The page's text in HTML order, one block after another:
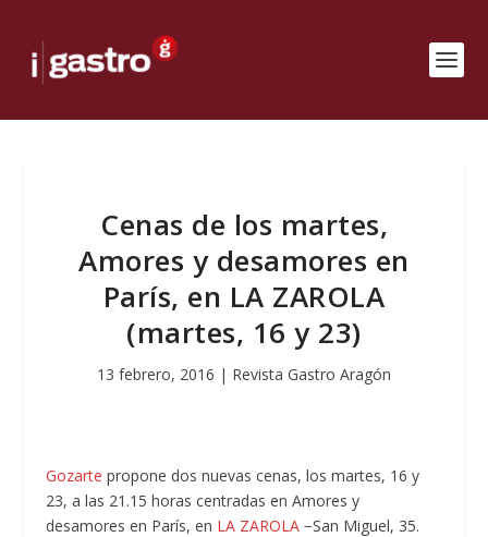
Cenas de los martes,
Amores y desamores en
París, en LA ZAROLA
(martes, 16 y 23)
13 febrero, 2016 | Revista Gastro Aragón
Gozarte propone dos nuevas cenas, los martes, 16 y
23, a las 21.15 horas centradas en Amores y
desamores en París, en LA ZAROLA −San Miguel, 35.